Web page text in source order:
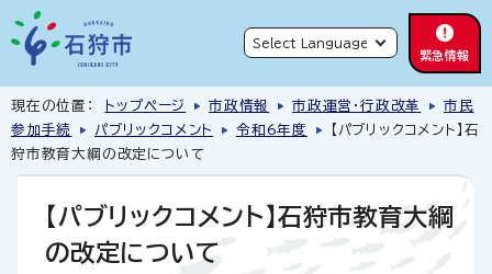
緊急情報
現在の位置： トップページ 市政情報 市政運営・行政改革
市民
参加手続
パブリックコメント 令和6年度
【パブリックコメント】石
狩市教育大綱の改定について
【パブリックコメント】石狩市教育大綱
の改定について